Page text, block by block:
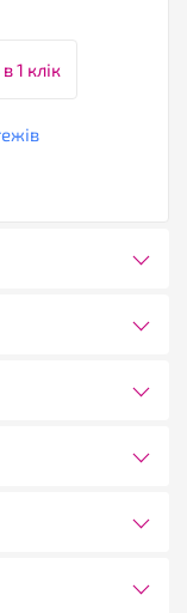
1 клік